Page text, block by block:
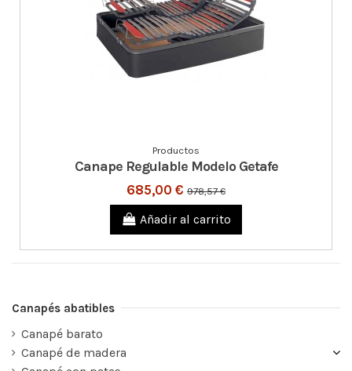
Productos
Canape Regulable Modelo Getafe
685,00 € 978,57 €
Añadir al carrito
Canapés abatibles
Canapé barato
Canapé de madera